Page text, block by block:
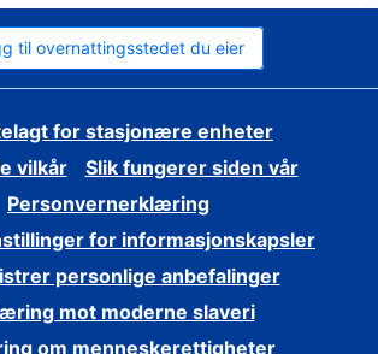
til overnattingsstedet du eier
for stasjonære enheter
vilkår
Slik fungerer siden vår
Personvernerklæring
for informasjonskapsler
personlige anbefalinger
mot moderne slaveri
om menneskerettigheter